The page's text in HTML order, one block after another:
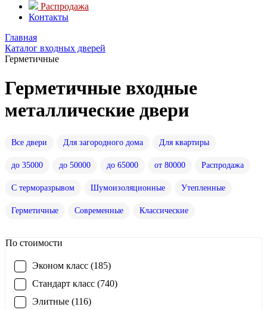
Распродажа
Контакты
Главная
Каталог входных дверей
Герметичные
Герметичные входные
металлические двери
Все двери Для загородного дома Для квартиры
до 35000 до 50000 до 65000 от 80000 Распродажа
С терморазрывом Шумоизоляционные Утепленные
Герметичные Современные Классические
По стоимости
Эконом класс (185)
Стандарт класс (740)
Элитные (116)